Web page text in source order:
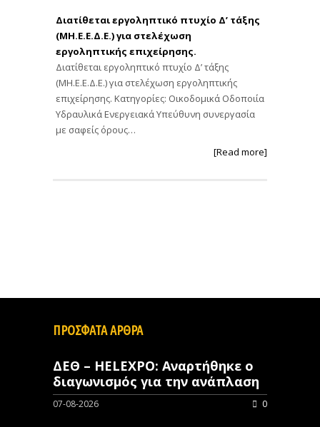
Διατίθεται εργοληπτικό πτυχίο Δ’ τάξης
(ΜΗ.Ε.Ε.Δ.Ε.) για στελέχωση
εργοληπτικής επιχείρησης.
Διατίθεται εργοληπτικό πτυχίο Δ’ τάξης
(ΜΗ.Ε.Ε.Δ.Ε.) για στελέχωση εργοληπτικής
επιχείρησης. Κατηγορίες: Οικοδομικά Οδοποιία
Υδραυλικά Ενεργειακά Υπεύθυνη συνεργασία
με σαφείς όρους…
[Read more]
ΠΡΟΣΦΑΤΑ ΑΡΘΡΑ
ΔΕΘ – HELEXPO: Αναρτήθηκε ο
διαγωνισμός για την ανάπλαση
07-08-2026 0